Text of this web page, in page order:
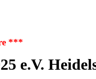
***
e.V.